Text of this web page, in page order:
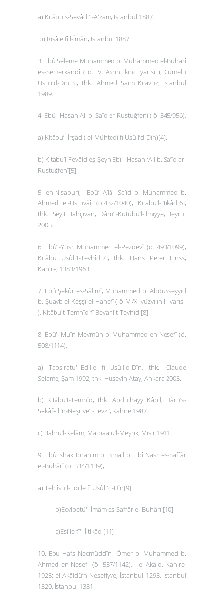
a) Kitâbü's-Sevâdi'l-A'zam, İstanbul 1887.
b) Risâle fî'l-Îmân, İstanbul 1887.
3. Ebû Seleme Muhammed b. Muhammed el-Buharî
es-Semerkandî ( ö. IV. Asrın ikinci yarısı ), Cümelü
Usuli'd-Din[3], thk.: Ahmed Saim Kılavuz, İstanbul
1989.
4. Ebû’l-Hasan Ali b. Saîd er-Rustuğfenî ( ö. 345/956),
a) Kitâbu’l-İrşâd ( el-Mühtedî fî Usûli’d-Dîn)[4].
b) Kitâbu’l-Fevâid eş-Şeyh Ebî-l-Hasan ‘Ali b. Sa’îd ar-
Rustuğfenî[5]
5. en-Nisaburî, Ebû’l-A’lâ Sa’îd b. Muhammed b.
Ahmed el-Üstüvâî (ö.432/1040), Kitabu’l-İ’tikâd[6],
thk.: Seyit Bahçıvan, Dâru’l-Kütübü’l-İlmiyye, Beyrut
2005.
6. Ebû’l-Yüsr Muhammed el-Pezdevî (ö. 493/1099),
Kitâbu Usûli’t-Tevhîd[7],thk. Hans Peter Linss,
Kahire, 1383/1963.
7. Ebû Şekûr es-Sâlimî, Muhammed b. Abdüsseyyid
b. Şuayb el-Keşşî el-Hanefî ( ö. V./XI yüzyılın II. yarısı
), Kitâbu't-Temhîd fî Beyâni't-Tevhîd [8]
8. Ebû'l-Muîn Meymûn b. Muhammed en-Nesefî (ö.
508/1114),
a) Tabsıratu'l-Edille fî Usûli'd-Dîn, thk.: Claude
Selame, Şam 1992; thk. Hüseyin Atay, Ankara 2003.
b) Kitâbu’t-Temhîd, thk.: Abdulhayy Kâbil, Dâru’s-
Sekâfe li’n-Neşr ve’t-Tevzi’, Kahire 1987.
c) Bahru’l-Kelâm, Matbaatu’l-Meşrık, Mısır 1911.
9. Ebû İshak İbrahim b. İsmail b. Ebî Nasr es-Saffâr
el-Buhârî (ö. 534/1139),
a) Telhîsü'l-Edille fî Usûli'd-Dîn[9].
b)Ecvibetü'l-İmâm es-Saffâr el-Buhârî [10]
c)Esi'le fî'l-İ'tikâd [11]
10. Ebu Hafs Necmüddîn Ömer b. Muhammed b.
Ahmed en-Nesefi (ö. 537/1142), el-Akâid, Kahire
1925; el-Akâidü’n-Nesefiyye, İstanbul 1293, İstanbul
1320, İstanbul 1331.